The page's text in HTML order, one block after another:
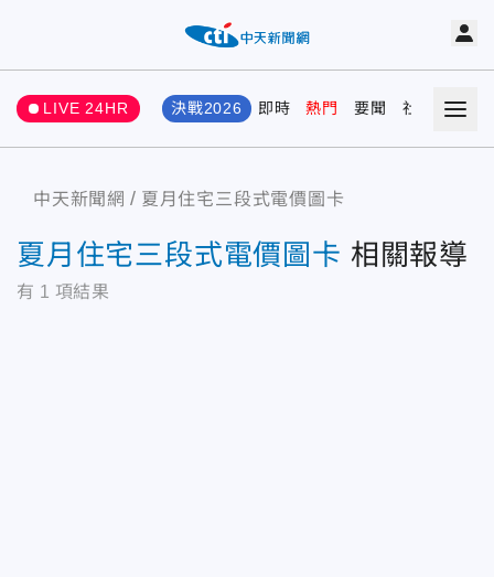
LIVE 24HR 決戰2026 即時 熱門 要聞 社會 娛樂
中天新聞網 夏月住宅三段式電價圖卡
夏月住宅三段式電價圖卡 相關報導
有 1 項結果